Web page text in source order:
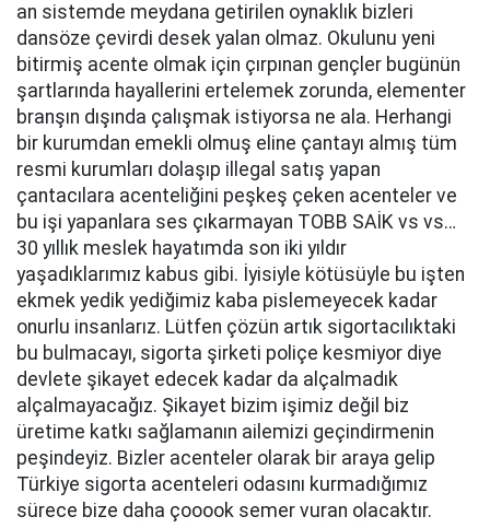
an sistemde meydana getirilen oynaklık bizleri
dansöze çevirdi desek yalan olmaz. Okulunu yeni
bitirmiş acente olmak için çırpınan gençler bugünün
şartlarında hayallerini ertelemek zorunda, elementer
branşın dışında çalışmak istiyorsa ne ala. Herhangi
bir kurumdan emekli olmuş eline çantayı almış tüm
resmi kurumları dolaşıp illegal satış yapan
çantacılara acenteliğini peşkeş çeken acenteler ve
bu işi yapanlara ses çıkarmayan TOBB SAİK vs vs…
30 yıllık meslek hayatımda son iki yıldır
yaşadıklarımız kabus gibi. İyisiyle kötüsüyle bu işten
ekmek yedik yediğimiz kaba pislemeyecek kadar
onurlu insanlarız. Lütfen çözün artık sigortacılıktaki
bu bulmacayı, sigorta şirketi poliçe kesmiyor diye
devlete şikayet edecek kadar da alçalmadık
alçalmayacağız. Şikayet bizim işimiz değil biz
üretime katkı sağlamanın ailemizi geçindirmenin
peşindeyiz. Bizler acenteler olarak bir araya gelip
Türkiye sigorta acenteleri odasını kurmadığımız
sürece bize daha çooook semer vuran olacaktır.